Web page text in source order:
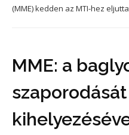
(MME) kedden az MTI-hez
MME: a